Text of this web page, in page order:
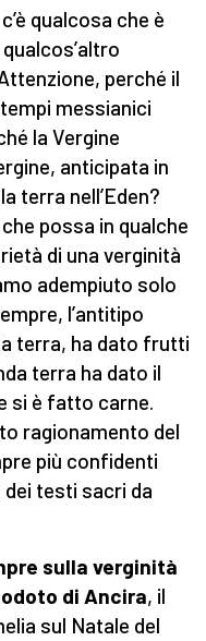
qualcosa che è
perché il
messianici
la Vergine
anticipata in
terra nell’Eden?
possa in qualche
di una verginità
adempiuto solo
l’antitipo
terra, ha dato frutti
terra ha dato il
si è fatto carne.
ragionamento del
più confidenti
testi sacri da
sulla verginità
di Ancira, il
sul Natale del